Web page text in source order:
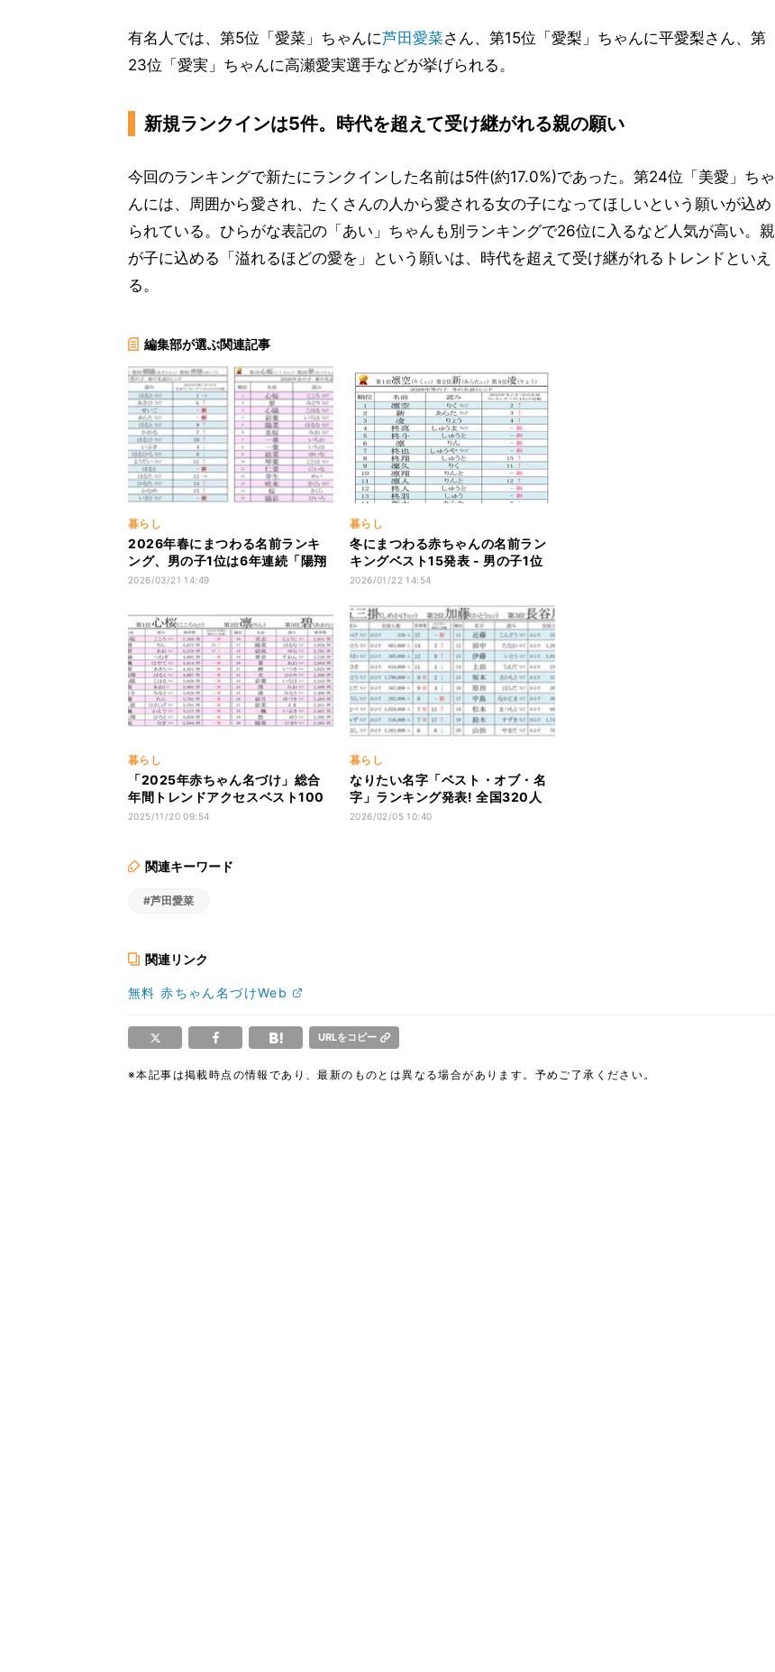
有名人では、第5位「愛菜」ちゃんに芦田愛菜さん、第15位「愛梨」ちゃんに平愛梨さん、第
23位「愛実」ちゃんに高瀬愛実選手などが挙げられる。
新規ランクインは5件。時代を超えて受け継がれる親の願い
今回のランキングで新たにランクインした名前は5件(約17.0%)であった。第24位「美愛」ちゃ
んには、周囲から愛され、たくさんの人から愛される女の子になってほしいという願いが込め
られている。ひらがな表記の「あい」ちゃんも別ランキングで26位に入るなど人気が高い。親
が子に込める「溢れるほどの愛を」という願いは、時代を超えて受け継がれるトレンドといえ
る。
編集部が選ぶ関連記事
暮らし
2026年春にまつわる名前ランキ
ング、男の子1位は6年連続「陽翔
(はると)」、女の子は?
2026/03/21 14:49
暮らし
冬にまつわる赤ちゃんの名前ラン
キングベスト15発表 - 男の子1位
は「凛空(りく)」、女の子は?
2026/01/22 14:54
暮らし
「2025年赤ちゃん名づけ」総合
年間トレンドアクセスベスト100
発表! 1位は? - TOP30がほぼ総入
2025/11/20 09:54
暮らし
なりたい名字「ベスト・オブ・名
字」ランキング発表! 全国320人
の珍しい名字が1位に - 2位加藤さ
2026/02/05 10:40
関連キーワード
#芦田愛菜
関連リンク
無料 赤ちゃん名づけWeb
URLをコピー
※本記事は掲載時点の情報であり、最新のものとは異なる場合があります。予めご了承ください。